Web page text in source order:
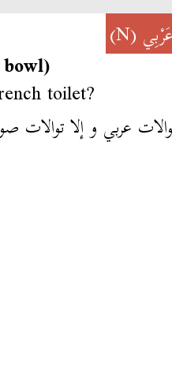
(N)
toilet?
عربي و إلا توالات